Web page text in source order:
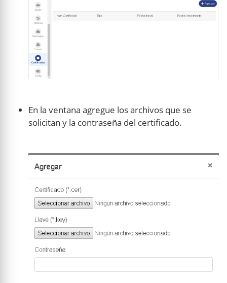
En la ventana agregue los archivos que se
solicitan y la contraseña del certificado.